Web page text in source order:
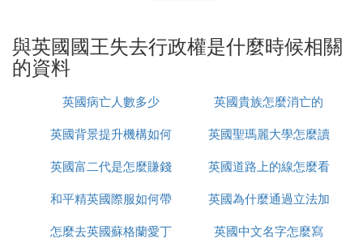
國王，任何國王不能與羅馬天主教徒結婚等。威廉接
受了這些要求，即英國王位，是為威廉三世，瑪麗即
通過了「權利宣言」並制訂為法律，是為《權利法
案》。英國《權利法案》的目的為了限制國王的權
英國《權利法案》的意義
為限制國王的權力提供的法律保障。
確立了議會的權力。
與英國國王失去行政權是什麼時候相關
的資料
英國病亡人數多少
英國貴族怎麼消亡的
英國背景提升機構如何
辦理
英國聖瑪麗大學怎麼讀
英國富二代是怎麼賺錢
的
英國道路上的線怎麼看
和平精英國際服如何帶
槍進出生島
英國為什麼通過立法加
強社會保障
怎麼去英國蘇格蘭愛丁
英國中文名字怎麼寫